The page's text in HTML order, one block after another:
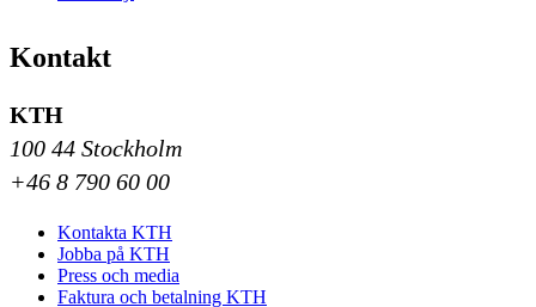
Kontakt
KTH
100 44 Stockholm
+46 8 790 60 00
Kontakta KTH
Jobba på KTH
Press och media
Faktura och betalning KTH